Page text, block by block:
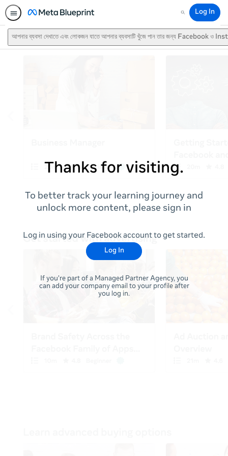
Search
Log In
আপনার ব্যবসা দেখাতে এবং লোকজন যাতে আপনার ব্যবসাটি খুঁজে পান তার জন্য Facebook ও
Thanks for visiting.
To better track your learning journey and
unlock more content, please sign in
Log in using your Facebook account to get started.
Log In
If you're part of a Managed Partner Agency, you
can add your company email to your profile after
you log in.